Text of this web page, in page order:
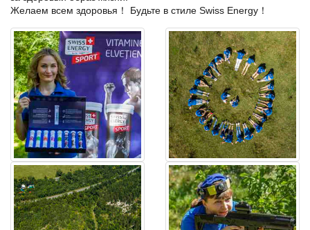
Желаем всем здоровья！ Будьте в стиле Swiss Energy！